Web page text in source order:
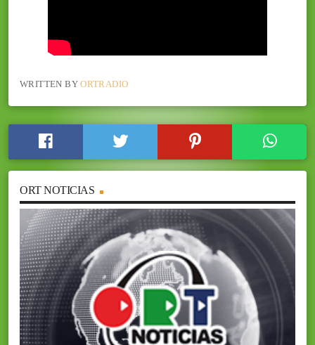
WRITTEN BYORTRADIO
ORT NOTICIAS